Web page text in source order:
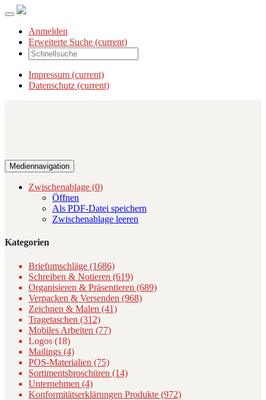
Anmelden
Erweiterte Suche (current)
Impressum (current)
Datenschutz (current)
Mediennavigation
Zwischenablage (0)
Öffnen
Als PDF-Datei speichern
Zwischenablage leeren
Kategorien
Briefumschläge (1686)
Schreiben & Notieren (619)
Organisieren & Präsentieren (689)
Verpacken & Versenden (968)
Zeichnen & Malen (41)
Tragetaschen (312)
Mobiles Arbeiten (77)
Logos (18)
Mailings (4)
POS-Materialien (75)
Sortimentsbroschüren (14)
Unternehmen (4)
Konformitätserklärungen Produkte (972)